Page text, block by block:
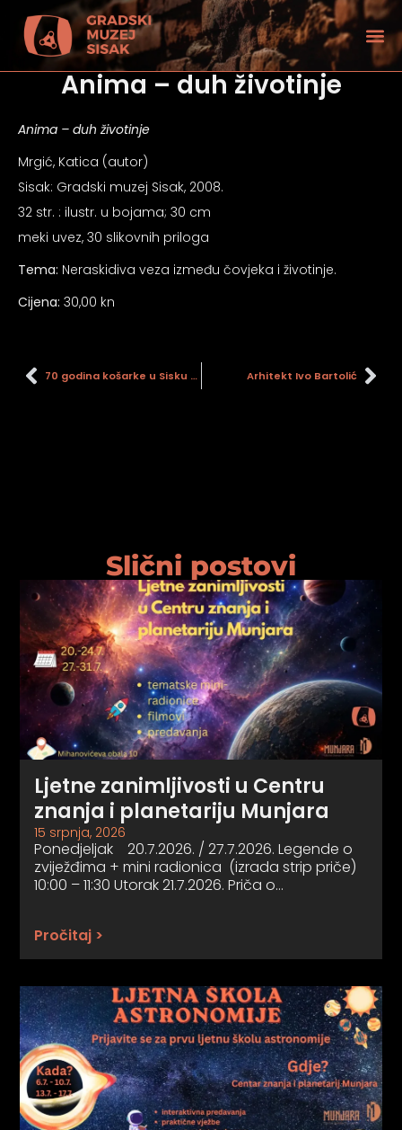
Anima – duh životinje
Anima – duh životinje
Mrgić, Katica (autor)
Sisak: Gradski muzej Sisak, 2008.
32 str. : ilustr. u bojama; 30 cm
meki uvez, 30 slikovnih priloga
Tema: Neraskidiva veza između čovjeka i životinje.
Cijena: 30,00 kn
70 godina košarke u Sisku 1947. – 2017. Arhitekt Ivo Bartolić
Slični postovi
Ljetne zanimljivosti u Centru
znanja i planetariju Munjara
15 srpnja, 2026
Ponedjeljak 20.7.2026. / 27.7.2026. Legende o
zviježđima + mini radionica (izrada strip priče)
10:00 – 11:30 Utorak 21.7.2026. Priča o…
Pročitaj >